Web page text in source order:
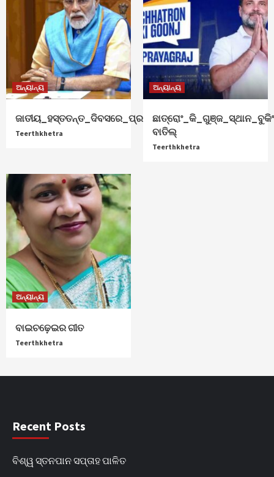
ଅନ୍ୟାନ୍ୟ
ଜାତୀୟ_ହସ୍ତତନ୍ତ_ଦିବସରେ_ପ୍ରଧାନମନ୍ତ୍ରୀ_ଶୁଭେଚ୍ଛା
Teerthkhetra
ଅନ୍ୟାନ୍ୟ
ଛାତ୍ରୋଂ_କି_ଗୁଞ୍ଜ_ସ୍ଥାନ_ବୁକିଂ
ବାତିଲ୍
Teerthkhetra
ଅନ୍ୟାନ୍ୟ
ବାଇଚଢ଼େଇର ଗୀତ
Teerthkhetra
Recent Posts
ବିଶ୍ୱ ସ୍ତନପାନ ସପ୍ତାହ ପାଳିତ